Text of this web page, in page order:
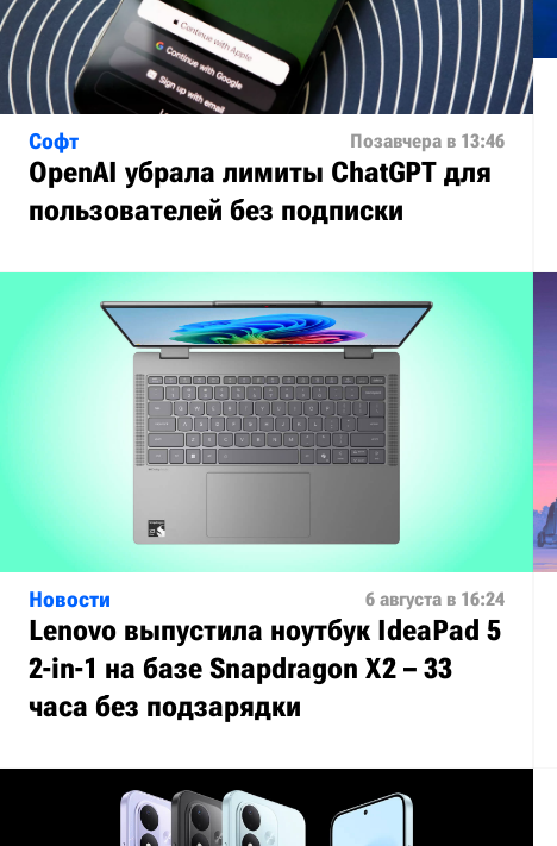
Софт Позавчера в 13:46
OpenAI убрала лимиты ChatGPT для
пользователей без подписки
Новости 6 августа в 16:24
Lenovo выпустила ноутбук IdeaPad 5
2-in-1 на базе Snapdragon X2 – 33
часа без подзарядки